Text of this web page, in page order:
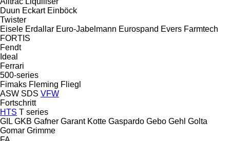
Duun Eckart Einböck
Twister
Eisele Erdallar Euro-Jabelmann Eurospand Evers Farmtech
FORTIS
Fendt
Ideal
Ferrari
500-series
Fimaks Fleming Fliegl
ASW SDS VFW
Fortschritt
HTS T series
GIL GKB Gafner Garant Kotte Gaspardo Gebo Gehl Golta
Gomar Grimme